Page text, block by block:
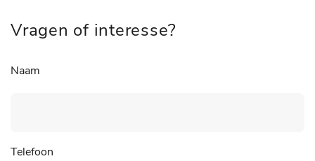
Vragen of interesse?
Naam
Telefoon